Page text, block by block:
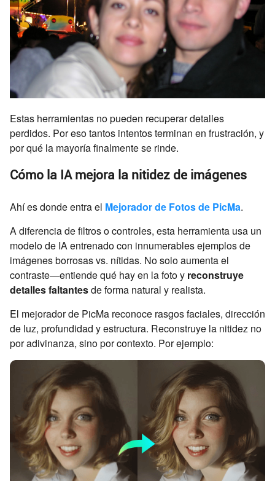
Estas herramientas no pueden recuperar detalles
perdidos. Por eso tantos intentos terminan en frustración, y
por qué la mayoría finalmente se rinde.
Cómo la IA mejora la nitidez de imágenes
Ahí es donde entra el Mejorador de Fotos de PicMa.
A diferencia de filtros o controles, esta herramienta usa un
modelo de IA entrenado con innumerables ejemplos de
imágenes borrosas vs. nítidas. No solo aumenta el
contraste—entiende qué hay en la foto y reconstruye
detalles faltantesde forma natural y realista.
El mejorador de PicMa reconoce rasgos faciales, dirección
de luz, profundidad y estructura. Reconstruye la nitidez no
por adivinanza, sino por contexto. Por ejemplo: